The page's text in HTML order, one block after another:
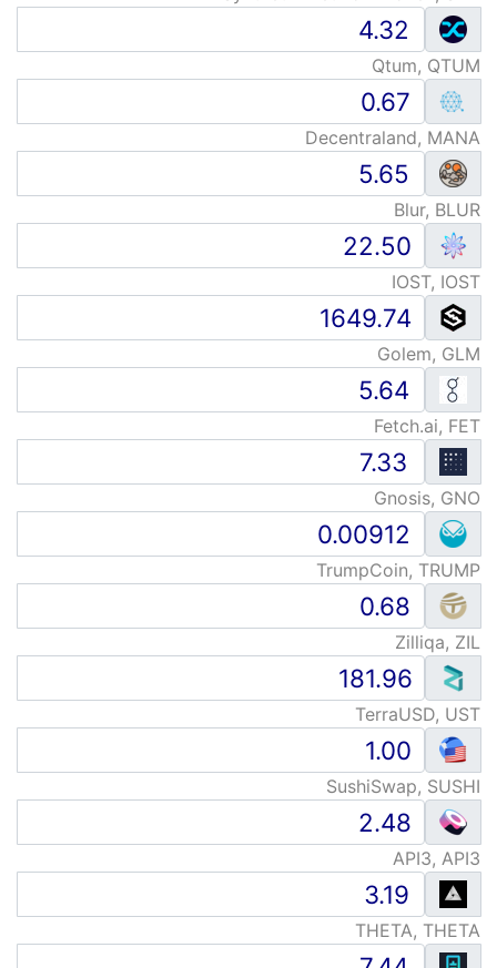
Qtum, QTUM
Decentraland, MANA
Blur, BLUR
IOST, IOST
Golem, GLM
Fetch.ai, FET
Gnosis, GNO
TrumpCoin, TRUMP
Zilliqa, ZIL
TerraUSD, UST
SushiSwap, SUSHI
API3, API3
THETA, THETA